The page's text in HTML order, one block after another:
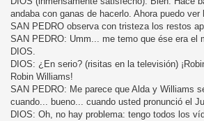
andaba con ganas de hacerlo. Ahora puedo
SAN PEDRO observa con tristeza los restos
SAN PEDRO: Umm... me temo que ése era el
DIOS.
DIOS: ¿En serio? (risitas en la televisión)
Robin Williams!
SAN PEDRO: Me parece que Alda y Williams
cuando... bueno... cuando usted pronunció el
DIOS: Oh, no hay problema: tengo todos los